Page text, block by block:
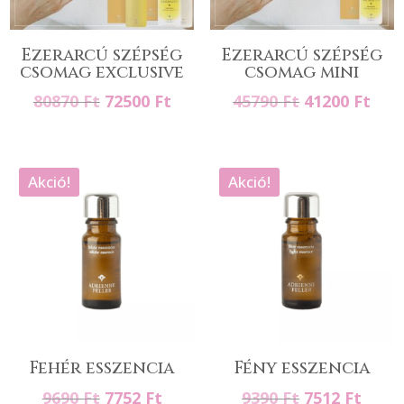
Ezerarcú szépség
csomag exclusive
80870Ft Original
72500 FtCurrent
72500 Ft.
Ezerarcú szépség
csomag mini
45790Ft Original
41200 Ft
Akció!
Fehér esszencia
9690Ft Original
7752 FtCurrent
Akció!
Fény esszencia
9390Ft Original
7512 Ft